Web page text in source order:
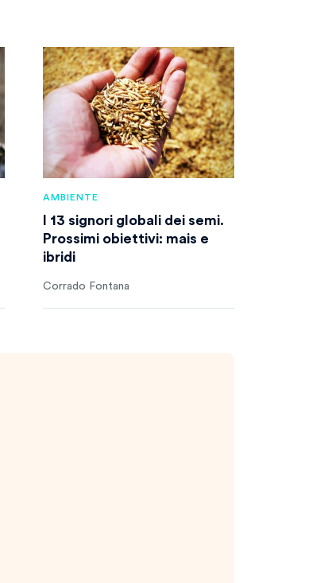
AMBIENTE
I 13 signori globali dei semi.
Prossimi obiettivi: mais e
ibridi
Corrado Fontana